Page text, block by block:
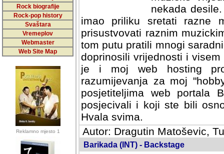
Rock biografije
Rock-pop history
Svaštara
Vremeplov
Webmaster
Web Site Map
Reklamno mjesto 1
nekada
imao priliku sretati razne
prisustvovati raznim
tom putu pratili mnogi
doprinosili vrijednosti i
je i moj web hosting
razumijevanja za moj
posjetiteljima web portala
posjecivali i koji ste bili
Hvala svima.
Autor: Dragutin Matoševic,
Barikada (INT) - Backstage